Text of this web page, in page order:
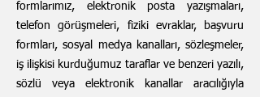
formlarımız, elektronik posta yazışmaları,
telefon görüşmeleri, fiziki evraklar, başvuru
formları, sosyal medya kanalları, sözleşmeler,
iş ilişkisi kurduğumuz taraflar ve benzeri yazılı,
sözlü veya elektronik kanallar aracılığıyla